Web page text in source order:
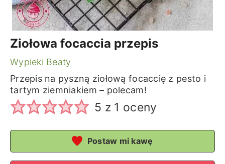
Ziołowa focaccia przepis
Wypieki Beaty
Przepis na pyszną ziołową focaccię z pesto i
tartym ziemniakiem – polecam!
5 z 1 oceny
Postaw mi kawę